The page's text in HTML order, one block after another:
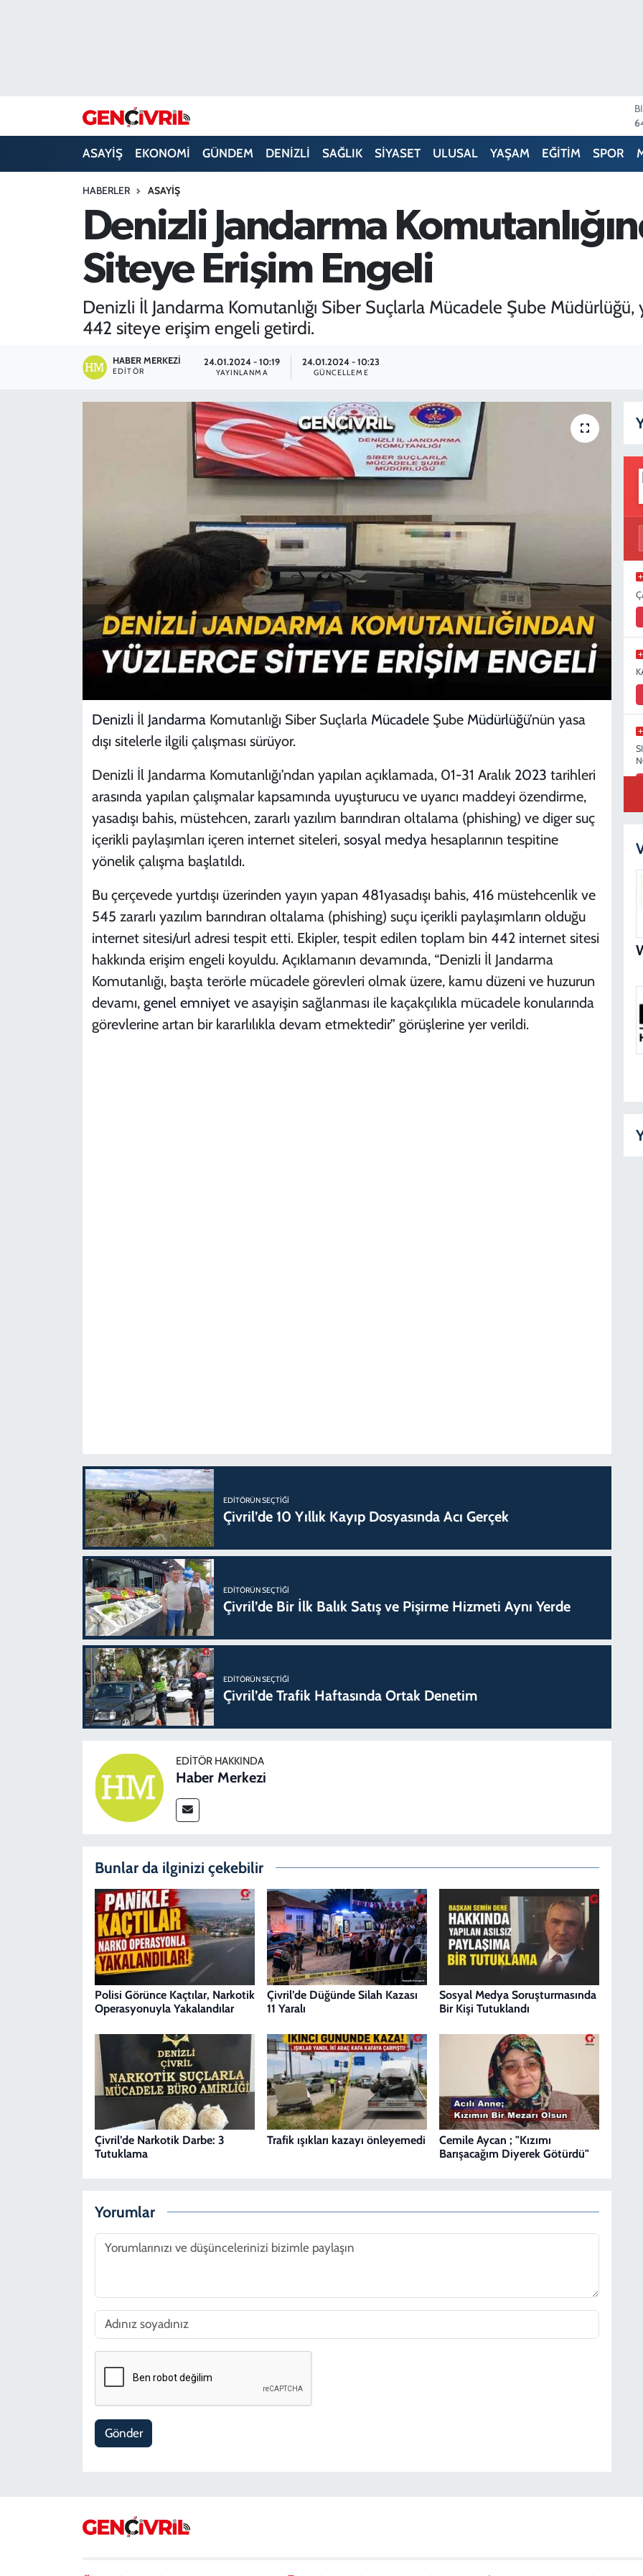
ASAYİŞ EKONOMİ GÜNDEM DENİZLİ SAĞLIK SİYASET ULUSAL YAŞAM EĞİTİM SPOR
HABERLER ASAYİŞ
Denizli Jandarma
Siteye Erişim Engeli
Denizli İl Jandarma Komutanlığı Siber Suçlarla Mücadele Şube Müdürlüğü,
442 siteye erişim engeli getirdi.
HABER MERKEZI
EDITÖR
24.01.2024 - 10:19
YAYINLANMA
24.01.2024 - 10:23
GÜNCELLEME
Denizli İl JandarmaKomutanlığı Siber Suçlarla MücadeleŞube Müdürlüğü’nün yasa
dışı sitelerle ilgili çalışması sürüyor.
Denizli İl Jandarma Komutanlığı’ndan yapılan açıklamada, 01-31 Aralık 2023 tarihleri
arasında yapılan çalışmalar kapsamında uyuşturucu ve uyarıcı maddeyi özendirme,
yasadışı bahis, müstehcen, zararlı yazılım barındıran oltalama (phishing) ve diger suç
içerikli paylaşımları içeren internet siteleri, sosyal medyahesaplarının tespitine
yönelik çalışma başlatıldı.
Bu çerçevede yurtdışı üzerinden yayın yapan 481yasadışı bahis, 416 müstehcenlik ve
545 zararlı yazılım barındıran oltalama (phishing) suçu içerikli paylaşımların olduğu
internet sitesi/url adresi tespit etti. Ekipler, tespit edilen toplam bin 442 internet sitesi
hakkında erişim engeli koyuldu. Açıklamanın devamında, “Denizli İl Jandarma
Komutanlığı, başta terörle mücadele görevleri olmak üzere, kamu düzeni ve huzurun
devamı, genel emniyetve asayişin sağlanması ile kaçakçılıkla mücadele konularında
görevlerine artan bir kararlılıkla devam etmektedir” görüşlerine yer verildi.
EDITÖRÜN SEÇTIĞI
Çivril’de 10 Yıllık Kayıp Dosyasında Acı Gerçek
EDITÖRÜN SEÇTIĞI
Çivril’de Bir İlk Balık Satış ve Pişirme Hizmeti Aynı Yerde
EDITÖRÜN SEÇTIĞI
Çivril’de Trafik Haftasında Ortak Denetim
EDITÖR HAKKINDA
Haber Merkezi
Bunlar da ilginizi çekebilir
Polisi Görünce Kaçtılar, Narkotik
Operasyonuyla Yakalandılar
Çivril’de Düğünde Silah Kazası
11 Yaralı
Sosyal Medya Soruşturmasında
Bir Kişi Tutuklandı
Çivril’de Narkotik Darbe: 3
Tutuklama
Trafik ışıkları kazayı önleyemedi
Cemile Aycan ; "Kızımı
Barışacağım Diyerek Götürdü"
Yorumlar
Gönder
ULUSAL
SİYASET
Süper Lig Puan Durumu ve Fikstür
Haber Arşivi